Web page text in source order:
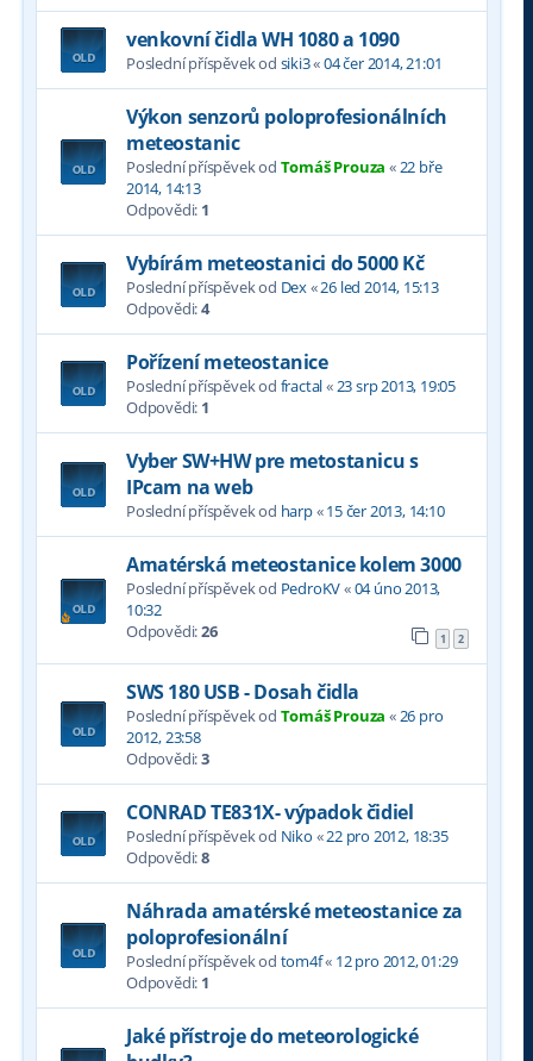
venkovní čidla WH 1080 a 1090
Poslední příspěvek od siki3«04 čer 2014, 21:01
Výkon senzorů poloprofesionálních
meteostanic
Poslední příspěvek od Tomáš Prouza «22 bře
2014, 14:13
Odpovědi: 1
Vybírám meteostanici do 5000 Kč
Poslední příspěvek od Dex«26 led 2014, 15:13
Odpovědi:4
Pořízení meteostanice
Poslední příspěvek od fractal«23 srp 2013, 19:05
Odpovědi: 1
Vyber SW+HW pre metostanicu s
IPcam na web
Poslední příspěvek od harp«15 čer 2013, 14:10
Amatérská meteostanice kolem 3000
Poslední příspěvek od PedroKV«04 úno 2013,
10:32
Odpovědi:26 1 2
SWS 180 USB - Dosah čidla
Poslední příspěvek od Tomáš Prouza «26 pro
2012, 23:58
Odpovědi:3
CONRAD TE831X- výpadok čidiel
Poslední příspěvek od Niko «22 pro 2012, 18:35
Odpovědi:8
Náhrada amatérské meteostanice za
poloprofesionální
Poslední příspěvek od tom4f« 12 pro 2012, 01:29
Odpovědi: 1
Jaké přístroje do meteorologické